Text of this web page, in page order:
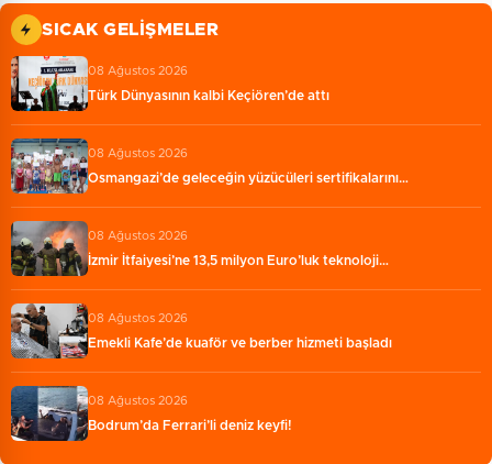
SICAK GELIŞMELER
08 Ağustos 2026
Türk Dünyasının kalbi Keçiören’de attı
08 Ağustos 2026
Osmangazi’de geleceğin yüzücüleri sertifikalarını…
08 Ağustos 2026
İzmir İtfaiyesi’ne 13,5 milyon Euro’luk teknoloji…
08 Ağustos 2026
Emekli Kafe’de kuaför ve berber hizmeti başladı
08 Ağustos 2026
Bodrum’da Ferrari’li deniz keyfi!